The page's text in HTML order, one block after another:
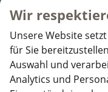
ab 365,– € mtl.
Wir
Unsere Website
für Sie
Auswahl und
Analytics und